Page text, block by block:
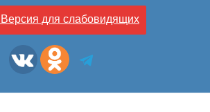
Версия для слабовидящих